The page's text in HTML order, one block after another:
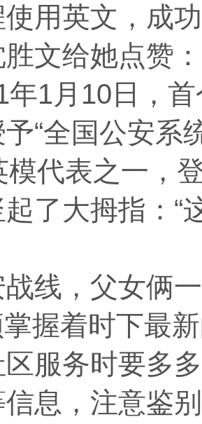
用英文，成
文给她点赞
月10日，首
“全国公安系
模代表之一，
了大拇指：“
战线，父女俩
着时下最新
服务时要多
息，注意鉴